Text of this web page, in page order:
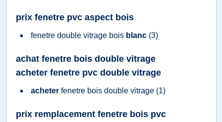
prix fenetre pvc aspect bois
fenetre double vitrage bois blanc (3)
achat fenetre bois double vitrage
acheter fenetre pvc double vitrage
acheter fenetre bois double vitrage (1)
prix remplacement fenetre bois pvc